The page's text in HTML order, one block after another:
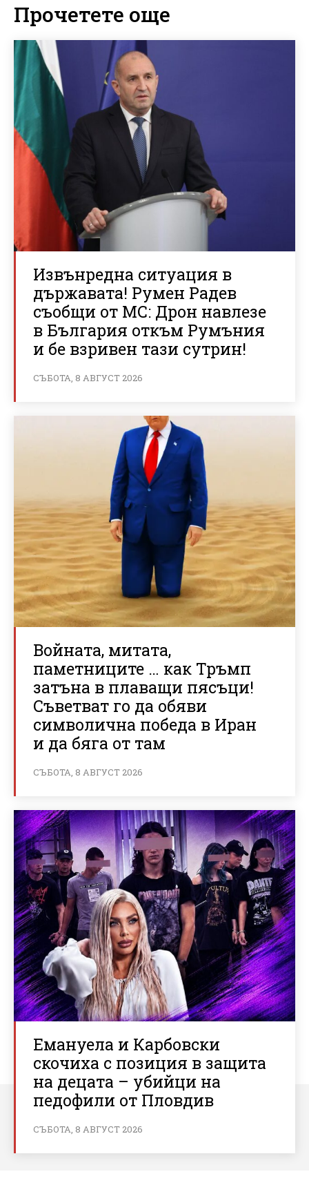
Прочетете още
Извънредна ситуация в
държавата! Румен Радев
съобщи от МС: Дрон навлезе
в България откъм Румъния
и бе взривен тази сутрин!
СЪБОТА, 8 АВГУСТ 2026
Войната, митата,
паметниците … как Тръмп
затъна в плаващи пясъци!
Съветват го да обяви
символична победа в Иран
и да бяга от там
СЪБОТА, 8 АВГУСТ 2026
Емануела и Карбовски
скочиха с позиция в защита
на децата – убийци на
педофили от Пловдив
СЪБОТА, 8 АВГУСТ 2026